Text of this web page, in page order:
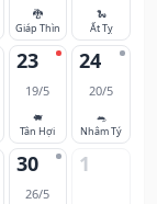
🐉
Giáp Thìn
🐍
Ất Tỵ
23
19/5
🐖
Tân Hợi
24
20/5
🐀
Nhâm Tý
30
26/5
1